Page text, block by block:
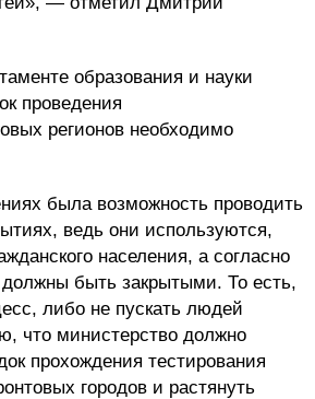
образования и науки
проведения
регионов необходимо
была возможность проводить
ведь они используются,
населения, а согласно
должны быть закрытыми. То есть,
либо не пускать людей
что министерство должно
прохождения тестирования
городов и растянуть